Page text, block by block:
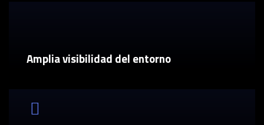
Amplia visibilidad del entorno